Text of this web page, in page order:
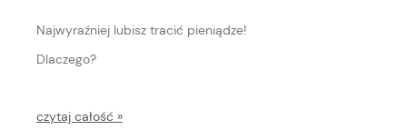
Najwyraźniej lubisz tracić pieniądze!
Dlaczego?
czytaj całość »